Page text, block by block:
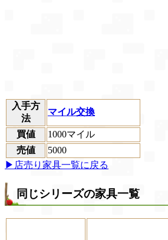
入手方
法
マイル交換
買値
1000マイル
売値
5000
▶店売り家具一覧に戻る
同じシリーズの家具一覧